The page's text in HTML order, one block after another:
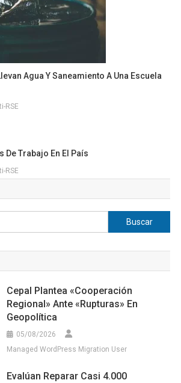
Agua Y Saneamiento A Una Escuela
RSE
De Trabajo En El País
RSE
Buscar:
Cepal Plantea «cooperación
Regional» Ante «rupturas» En
Geopolítica
05/08/2026
Managed WordPress Migration User
Evalúan Reparar Casi 4.000